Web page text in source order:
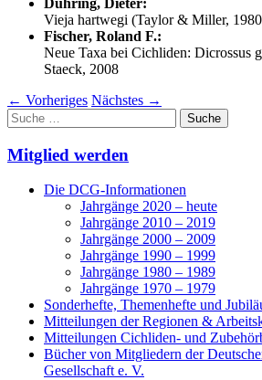
Vieja hartwegi (Taylor & Miller,
Fischer, Roland F.:
Neue Taxa bei Cichliden: Dicrossus
Staeck, 2008
← Vorheriges Nächstes →
Suche
nach:
Mitglied werden
Die DCG-Informationen
Jahrgänge 2020 – heute
Jahrgänge 2010 – 2019
Jahrgänge 2000 – 2009
Jahrgänge 1990 – 1999
Jahrgänge 1980 – 1989
Jahrgänge 1970 – 1979
Sonderhefte, Themenhefte und
Mitteilungen der Regionen &
Mitteilungen Cichliden- und
Bücher von Mitgliedern der
Gesellschaft e. V.